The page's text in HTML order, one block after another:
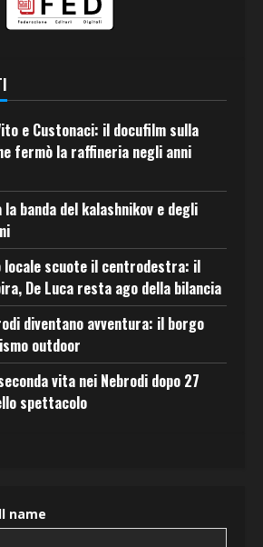
e Custonaci: il docufilm sulla
fermò la raffineria negli anni
banda del kalashnikov e degli
locale scuote il centrodestra: il
De Luca resta ago della bilancia
diventano avventura: il borgo
outdoor
vita nei Nebrodi dopo 27
spettacolo
name